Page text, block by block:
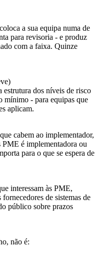
a sua equipa numa de
para revisoria - e produz
com a faixa. Quinze
estrutura dos níveis de risco
mínimo - para equipas que
aplicam.
cabem ao implementador,
é implementadora ou
para o que se espera de
interessam às PME,
fornecedores de sistemas de
público sobre prazos
não é: